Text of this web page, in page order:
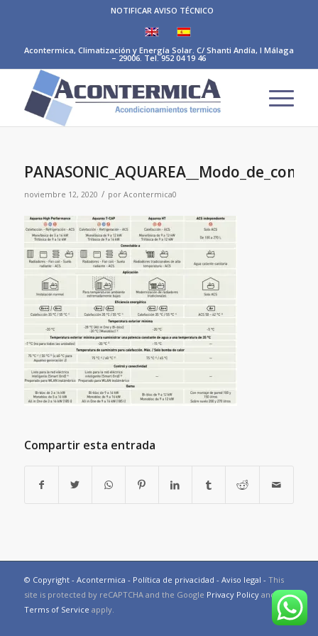
NOTIFICAR AVISO TÉCNICO
Acontermica, Climatización y Energía Solar. C/ Shanti Andía, I Málaga
– 29006. Tel. 952 04 19 46
noviembre 12, 2020 / por Acontermica0
Compartir esta entrada
© Copyright - Acontermica - Política de privacidad - Aviso legal - This
site is protected by reCAPTCHA and the Google Privacy Policyand
Terms of Service apply.